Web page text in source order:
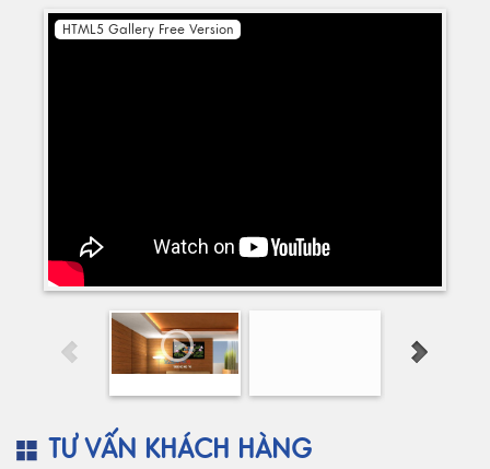
HTML5 Gallery Free Version
TƯ VẤN KHÁCH HÀNG